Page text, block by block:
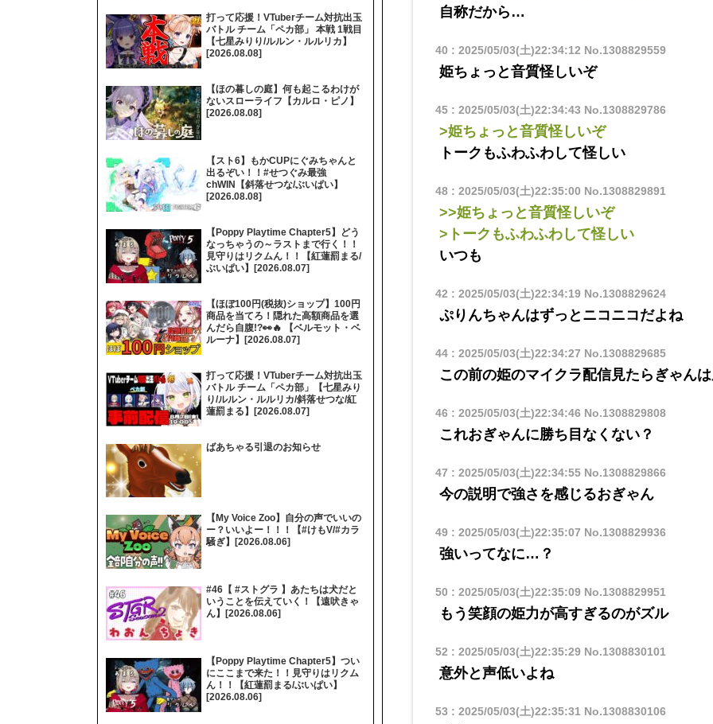
自称だから…
40 : 2025/05/03(土)22:34:12 No.1308829559
姫ちょっと音質怪しいぞ
45: 2025/05/03(土)22:34:43 No.1308829786
>姫ちょっと音質怪しいぞ
トークもふわふわして怪しい
48: 2025/05/03(土)22:35:00 No.1308829891
>>姫ちょっと音質怪しいぞ
>トークもふわふわして怪しい
いつも
42 : 2025/05/03(土)22:34:19No.1308829624
ぷりんちゃんはずっとニコニコだよね
44: 2025/05/03(土)22:34:27 No.1308829685
この前の姫のマイクラ配信見たらぎゃん
46 : 2025/05/03(土)22:34:46 No.1308829808
これおぎゃんに勝ち目なくない？
47 : 2025/05/03(土)22:34:55No.1308829866
今の説明で強さを感じるおぎゃん
49: 2025/05/03(土)22:35:07 No.1308829936
強いってなに…？
50 : 2025/05/03(土)22:35:09No.1308829951
もう笑顔の姫力が高すぎるのがズル
52 : 2025/05/03(土)22:35:29No.1308830101
意外と声低いよね
53 : 2025/05/03(土)22:35:31No.1308830106
打って応援！VTuberチーム対抗出玉
バトル チーム「ペカ部」 本戦 1戦目
【七星みりり/ルルン・ルルリカ】
[2026.08.08]
【ほの暮しの庭】何も起こるわけが
ないスローライフ【カルロ・ピノ】
[2026.08.08]
【スト6】もかCUPにぐみちゃんと
出るぞい！！#せつぐみ最強
chWIN【斜落せつな/ぶいぱい】
[2026.08.08]
【Poppy Playtime Chapter5】どう
なっちゃうの～ラストまで行く！！
見守りはリクムん！！【紅蓮罰まる/
ぶいぱい】[2026.08.07]
【ほぼ100円(税抜)ショップ】100円
商品を当てろ！隠れた高額商品を選
んだら自腹!?👀🔥 【ベルモット・ベ
ルーナ】[2026.08.07]
打って応援！VTuberチーム対抗出玉
バトル チーム「ペカ部」【七星みり
り/ルルン・ルルリカ/斜落せつな/紅
蓮罰まる】[2026.08.07]
ばあちゃる引退のお知らせ
【My Voice Zoo】自分の声でいいの
ー？いいよー！！！【#けもV/#カラ
騒ぎ】[2026.08.06]
#46【 #ストグラ 】あたちは犬だと
いうことを伝えていく！【遠吠きゃ
ん】[2026.08.06]
【Poppy Playtime Chapter5】つい
にここまで来た！！見守りはリクム
ん！！【紅蓮罰まる/ぶいぱい】
[2026.08.06]